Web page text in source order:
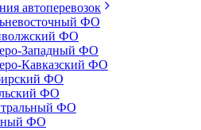
автоперевозок
ФО
ФО
Западный ФО
Кавказский ФО
ФО
ФО
ФО
ФО